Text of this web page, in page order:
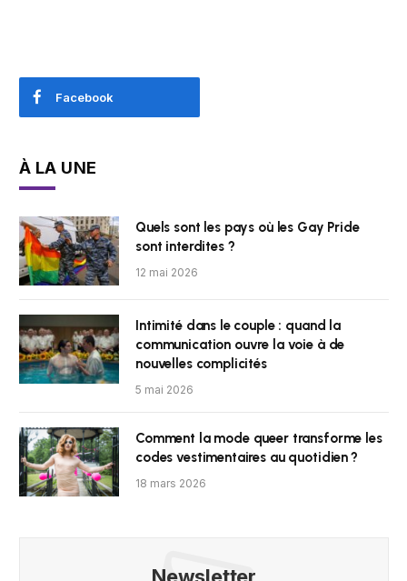
Facebook
À LA UNE
Quels sont les pays où les Gay Pride
sont interdites ?
12 mai 2026
Intimité dans le couple : quand la
communication ouvre la voie à de
nouvelles complicités
5 mai 2026
Comment la mode queer transforme les
codes vestimentaires au quotidien ?
18 mars 2026